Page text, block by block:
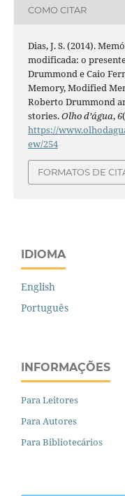
COMO CITAR
Dias, J. S. (2014).
modificada: o
Drummond e Caio
Memory, Modified
Roberto Drummond
stories.Olho d’água,6
https://
ew/254
FORMATOS DE
IDIOMA
English
Português
INFORMAÇÕES
Para Leitores
Para Autores
Para Bibliotecários